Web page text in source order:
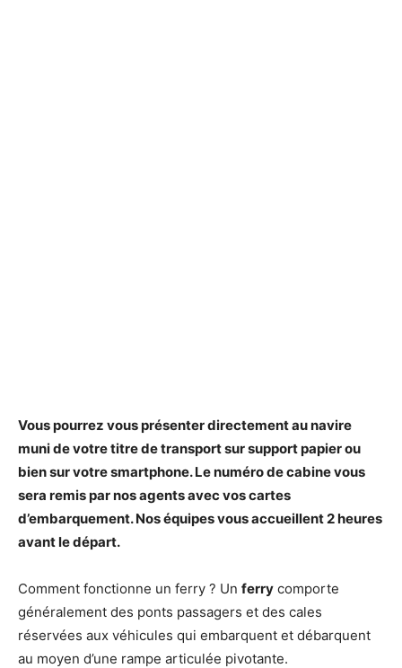
Vous pourrez vous présenter directement au navire
muni de votre titre de transport sur support papier ou
bien sur votre smartphone. Le numéro de cabine vous
sera remis par nos agents avec vos cartes
d’embarquement. Nos équipes vous accueillent 2 heures
avant le départ.
Comment fonctionne un ferry ? Un ferry comporte
généralement des ponts passagers et des cales
réservées aux véhicules qui embarquent et débarquent
au moyen d’une rampe articulée pivotante.